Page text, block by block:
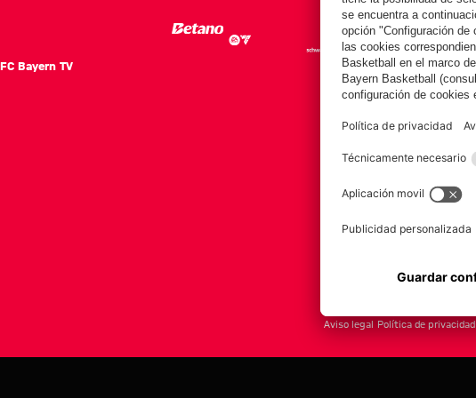
FC Bayern TV
FC Bayern.com
Noticias
Equipo
Club
Aviso legal Política de privacidad